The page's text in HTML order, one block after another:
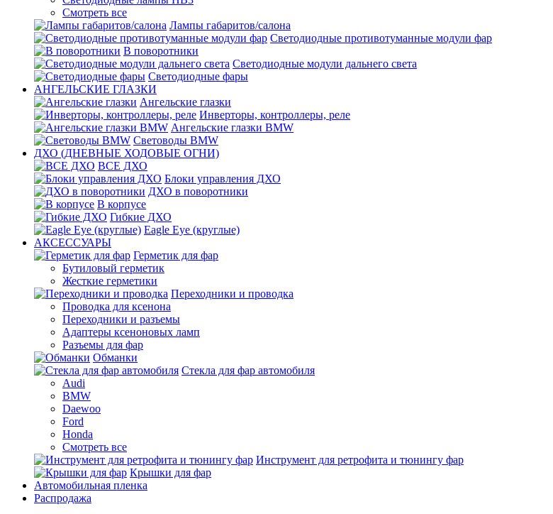
Смотреть все
Лампы габаритов/салона
Светодиодные противотуманные модули фар
В поворотники
Светодиодные модули дальнего света
Светодиодные фары
АНГЕЛЬСКИЕ ГЛАЗКИ
Ангельские глазки
Инверторы, контроллеры, реле
Ангельские глазки BMW
Световоды BMW
ДХО (ДНЕВНЫЕ ХОДОВЫЕ ОГНИ)
ВСЕ ДХО
Блоки управления ДХО
ДХО в поворотники
В корпусе
Гибкие ДХО
Eagle Eye (круглые)
АКСЕССУАРЫ
Герметик для фар
Бутиловый герметик
Жесткие герметики
Переходники и проводка
Проводка для ксенона
Переходники и разъемы
Адаптеры ксеноновых ламп
Разъемы для фар
Обманки
Стекла для фар автомобиля
Audi
BMW
Daewoo
Ford
Honda
Смотреть все
Инструмент для ретрофита и тюнингу фар
Крышки для фар
Автомобильная пленка
Распродажа